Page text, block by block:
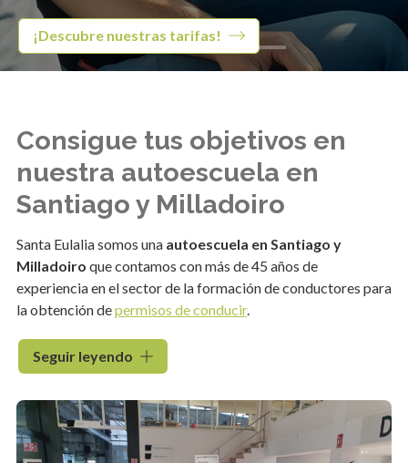
¡Descubre nuestras tarifas!
Consigue tus objetivos en
nuestra autoescuela en
Santiago y Milladoiro
Santa Eulalia somos una autoescuela en Santiago y
Milladoiro que contamos con más de 45 años de
experiencia en el sector de la formación de conductores para
la obtención depermisos de conducir.
Si estás pensando en sacar tu carnet de conducir u obtener tu
permiso de camión o moto, somos tu mejor opción. Confía
que destaca por su técnica deenseñanza de calidad
, eficaz
y por
los mejores precios de la zona.
Seguir leyendo